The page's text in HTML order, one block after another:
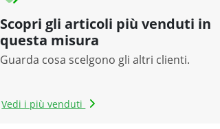
Scopri gli articoli più venduti in
questa misura
Guarda cosa scelgono gli altri clienti.
Vedi i più venduti